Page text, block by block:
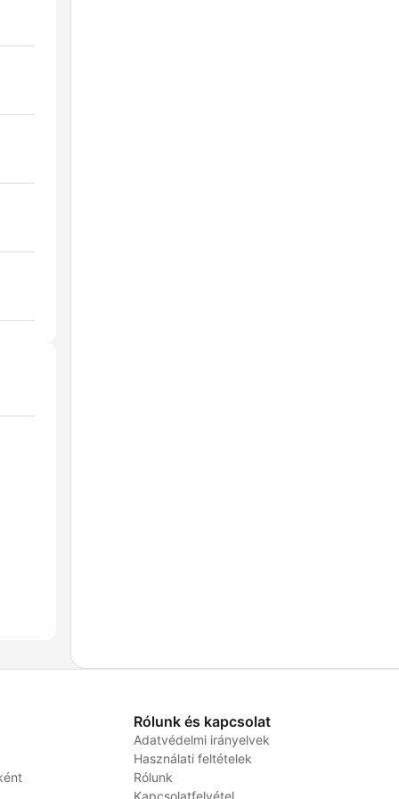
Rólunk és kapcsolat
Adatvédelmi irányelvek
Használati feltételek
Rólunk